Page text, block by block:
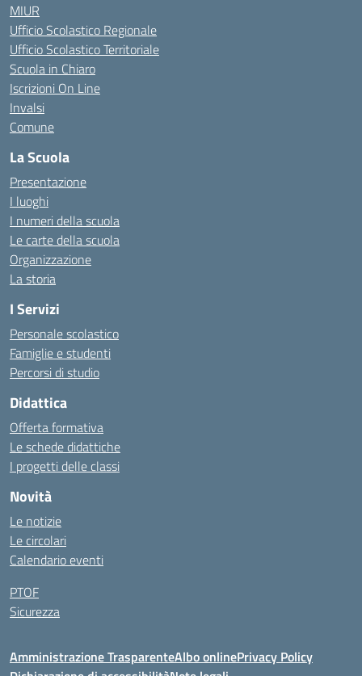
MIUR
Ufficio Scolastico Regionale
Ufficio Scolastico Territoriale
Scuola in Chiaro
Iscrizioni On Line
Invalsi
Comune
La Scuola
Presentazione
I luoghi
I numeri della scuola
Le carte della scuola
Organizzazione
La storia
I Servizi
Personale scolastico
Famiglie e studenti
Percorsi di studio
Didattica
Offerta formativa
Le schede didattiche
I progetti delle classi
Novità
Le notizie
Le circolari
Calendario eventi
PTOF
Sicurezza
Amministrazione TrasparenteAlbo onlinePrivacy Policy